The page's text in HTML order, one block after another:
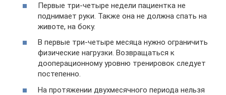
Первые три-четыре недели пациентка не
поднимает руки. Также она не должна спать на
животе, на боку.
В первые три-четыре месяца нужно ограничить
физические нагрузки. Возвращаться к
дооперационному уровню тренировок следует
постепенно.
На протяжении двухмесячного периода нельзя